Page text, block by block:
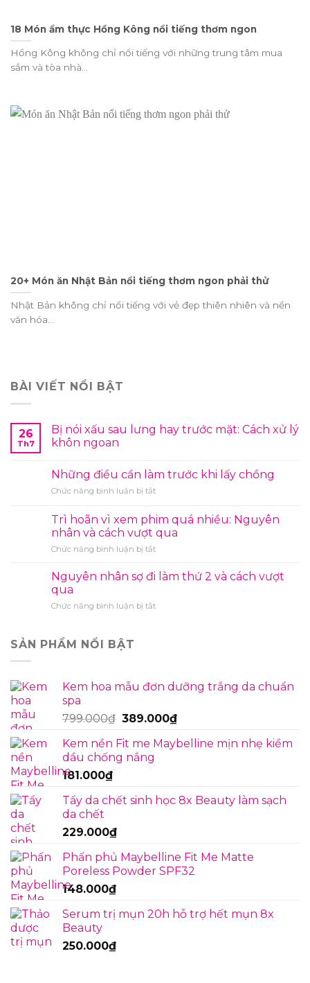
18 Món ẩm thực Hồng Kông nổi tiếng thơm ngon
Hồng Kông không chỉ nổi tiếng với những trung tâm mua
sắm và tòa nhà...
20+ Món ăn Nhật Bản nổi tiếng thơm ngon phải thử
Nhật Bản không chỉ nổi tiếng với vẻ đẹp thiên nhiên và nền
văn hóa...
BÀI VIẾT NỔI BẬT
26
Th7
Bị nói xấu sau lưng hay trước mặt: Cách xử lý
khôn ngoan
Những điều cần làm trước khi lấy chồng
Chức năng bình luận bị tắtở
điều
cần
làm
trước
lấy
Trì hoãn vì xem phim quá nhiều: Nguyên
nhân và cách vượt qua
Chức năng bình luận bị tắtở
hoãn
vì
phim
vượt
Nguyên nhân sợ đi làm thứ 2 và cách vượt
qua
Chức năng bình luận bị tắtở
2
vượt
SẢN PHẨM NỔI BẬT
Kem hoa mẫu đơn dưỡng trắng da chuẩn
spa
799.000₫ Giá
là:
799.000₫.
389.000₫Giá
tại
Kem nền Fit me Maybelline mịn nhẹ kiềm
dầu chống nắng
181.000₫
Tẩy da chết sinh học 8x Beauty làm sạch
da chết
229.000₫
Phấn phủ Maybelline Fit Me Matte
Poreless Powder SPF32
148.000₫
Serum trị mụn 20h hỗ trợ hết mụn 8x
Beauty
250.000₫